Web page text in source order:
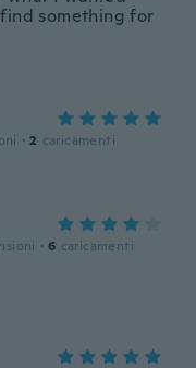
something for
· 2 caricamenti
· 6 caricamenti